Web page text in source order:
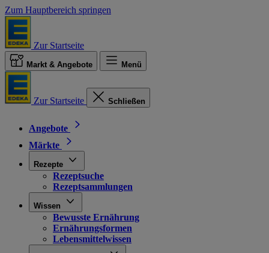
Zum Hauptbereich springen
Zur Startseite
Markt & Angebote Menü
Zur Startseite Schließen
Angebote
Märkte
Rezepte
Rezeptsuche
Rezeptsammlungen
Wissen
Bewusste Ernährung
Ernährungsformen
Lebensmittelwissen